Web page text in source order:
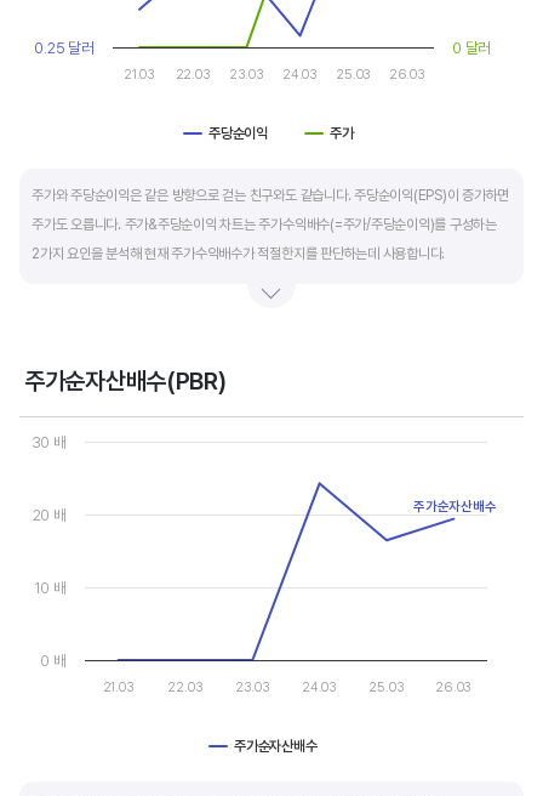
주가수익배수의 평균 정도에 있으면 매수를 검토하고, 역사적인 최고점 수준에 있다면
이익이 더 성장할 수 있을지 더 꼼꼼히 살피고 유의해야 합니다.
주당순이익 주가
21.03 22.03 23.03 24.03 25.03 26.03
0.25 달러 0 달러
주가와 주당순이익은 같은 방향으로 걷는 친구와도 같습니다. 주당순이익(EPS)이 증가하면
주가도 오릅니다. 주가&주당순이익 차트는 주가수익배수(=주가/주당순이익)를 구성하는
2가지 요인을 분석해 현재 주가수익배수가 적절한지를 판단하는데 사용합니다.
- 매수 검토 : 주당순이익 증가, 주가 상승
- 매도 검토 : 주당순이익 감소, 주가 횡보 또는 하락
주당순이익이 증가해도 시장 전체적인 악재로 주가가 급락하면 좋은 매수 기회가 됩니다.
주가수익배수(PER) 차트와 함께 분석하면 더 유용합니다.
주가순자산배수(PBR)
Chart
Line chart with 6 data points.
The chart has 1 X axis displaying categories.
The chart has 1 Y axis displaying values. Data ranges from 0
주가순자산배수
21.03 22.03 23.03 24.03 25.03 26.03
0 배
10 배
20 배
30 배
주가순자산배수